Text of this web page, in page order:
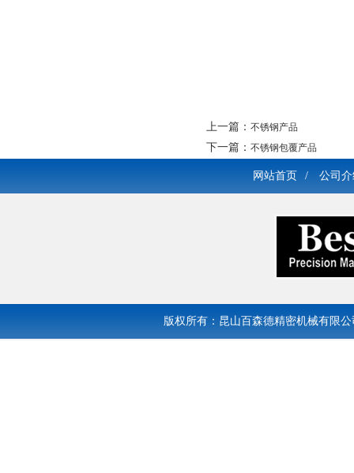
上一篇： 不锈钢产品
下一篇： 不锈钢包覆产品
网站首页 / 公司介
版权所有：昆山百森德精密机械有限